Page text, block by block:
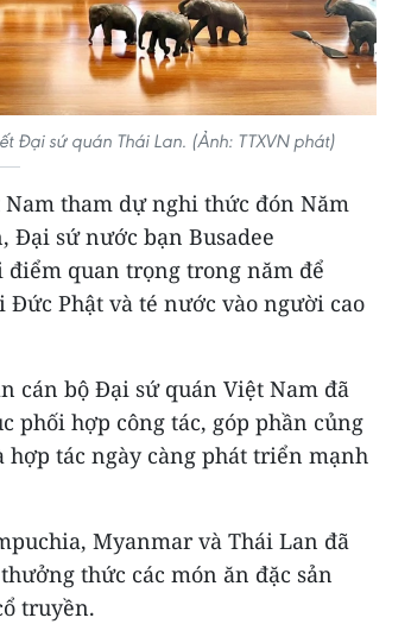
Đại sứ quán Thái Lan. (Ảnh: TTXVN phát)
tham dự nghi thức đón Năm
Đại sứ nước bạn Busadee
quan trọng trong năm để
Phật và té nước vào người cao
cán bộ Đại sứ quán Việt Nam đã
phối hợp công tác, góp phần củng
tác ngày càng phát triển mạnh
Myanmar và Thái Lan đã
thức các món ăn đặc sản
truyền.